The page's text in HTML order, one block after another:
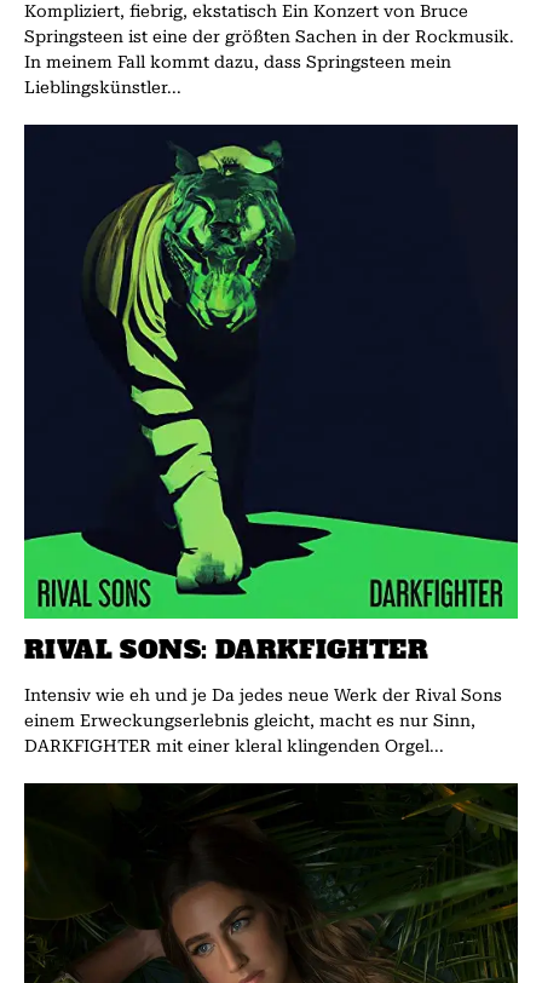
Kompliziert, fiebrig, ekstatisch Ein Konzert von Bruce
Springsteen ist eine der größten Sachen in der Rockmusik.
In meinem Fall kommt dazu, dass Springsteen mein
Lieblingskünstler...
RIVAL SONS: DARKFIGHTER
Intensiv wie eh und je Da jedes neue Werk der Rival Sons
einem Erweckungserlebnis gleicht, macht es nur Sinn,
DARKFIGHTER mit einer kleral klingenden Orgel...